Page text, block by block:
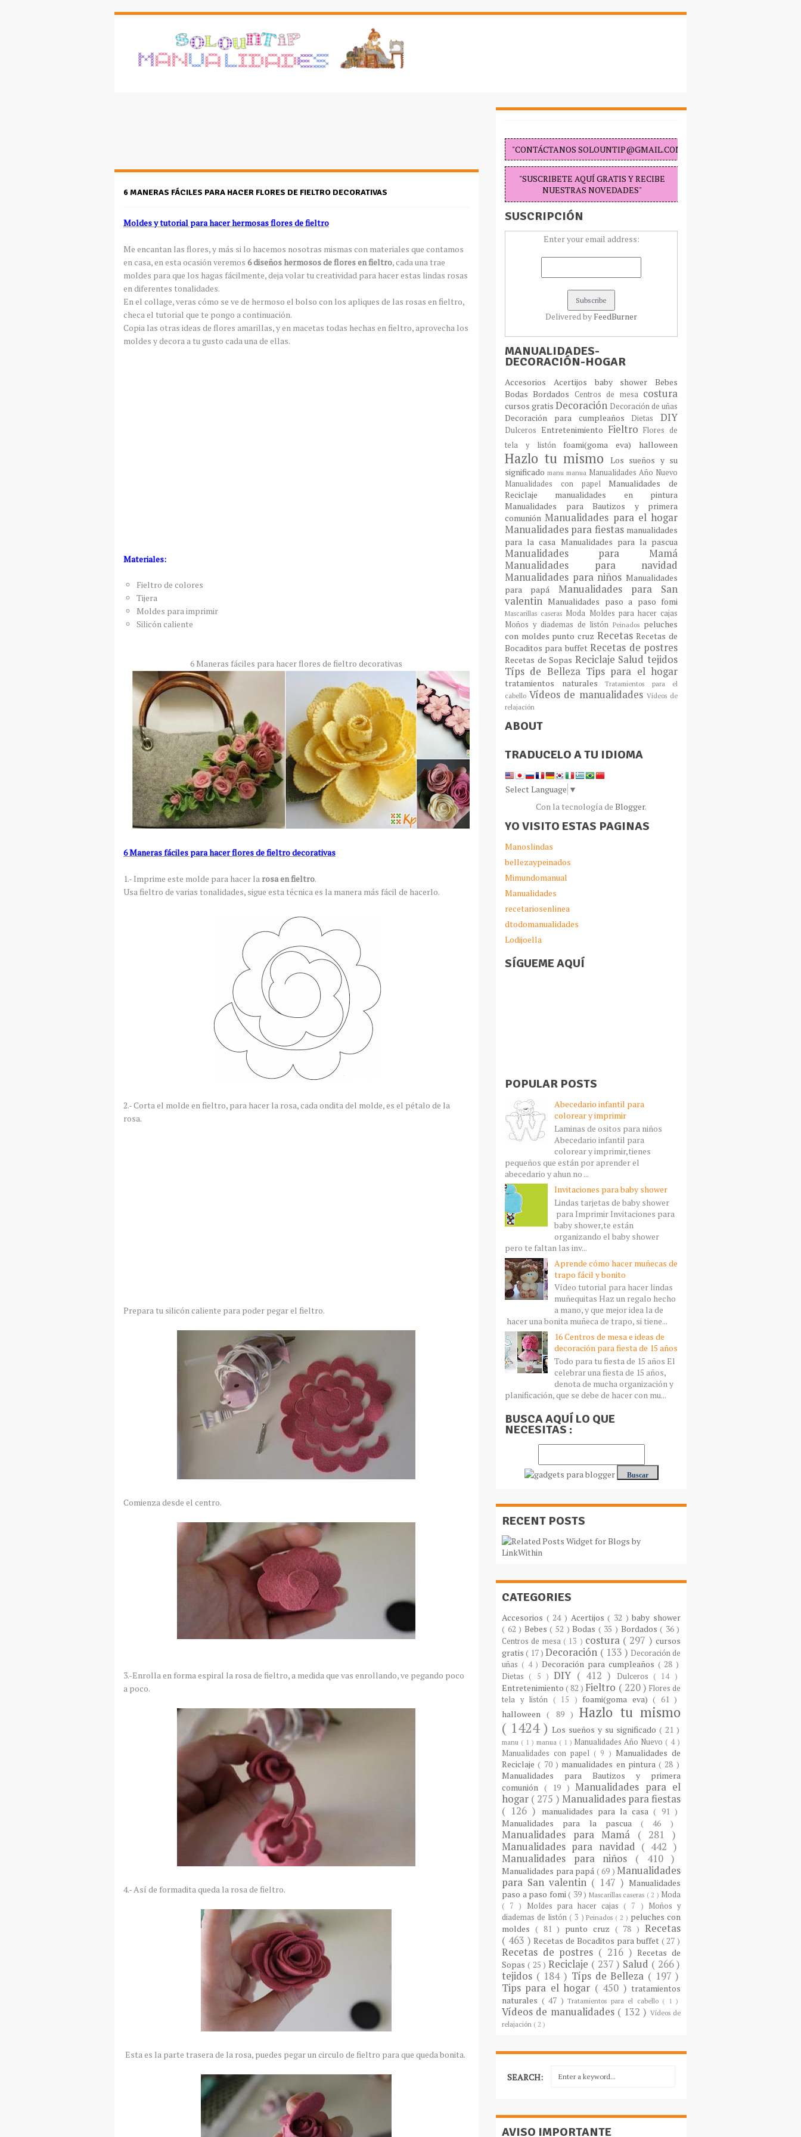
6 MANERAS FÁCILES PARA HACER FLORES DE FIELTRO DECORATIVAS
Moldes y tutorial para hacer hermosas flores de fieltro
Me encantan las flores, y más si lo hacemos nosotras mismas con materiales que contamos
en casa, en esta ocasión veremos 6 diseños hermosos de flores en fieltro, cada una trae
moldes para que los hagas fácilmente, deja volar tu creatividad para hacer estas lindas rosas
en diferentes tonalidades.
En el collage, veras cómo se ve de hermoso el bolso con los apliques de las rosas en fieltro,
checa el tutorial que te pongo a continuación.
Copia las otras ideas de flores amarillas, y en macetas todas hechas en fieltro, aprovecha los
moldes y decora a tu gusto cada una de ellas.
Materiales:
Fieltro de colores
Tijera
Moldes para imprimir
Silicón caliente
6 Maneras fáciles para hacer flores de fieltro decorativas
6 Maneras fáciles para hacer flores de fieltro decorativas
1.- Imprime este molde para hacer la rosa en fieltro.
Usa fieltro de varias tonalidades, sigue esta técnica es la manera más fácil de hacerlo.
2.- Corta el molde en fieltro, para hacer la rosa, cada ondita del molde, es el pétalo de la
rosa.
Prepara tu silicón caliente para poder pegar el fieltro.
Comienza desde el centro.
3.-Enrolla en forma espiral la rosa de fieltro, a medida que vas enrollando, ve pegando poco
a poco.
4.- Así de formadita queda la rosa de fieltro.
Esta es la parte trasera de la rosa, puedes pegar un circulo de fieltro para que queda bonita.
"CONTÁCTANOS SOLOUNTIP@GMAIL.COM "
"SUSCRIBETE AQUÍ GRATIS Y RECIBE
NUESTRAS NOVEDADES"
SUSCRIPCIÓN
Enter your email address:
Delivered by FeedBurner
MANUALIDADES-
DECORACIÓN-HOGAR
Accesorios Acertijos baby shower Bebes
BodasBordados Centros de mesa costura
cursos gratis Decoración Decoración de uñas
Decoración para cumpleaños Dietas DIY
Dulceros Entretenimiento FieltroFlores de
tela y listón foami(goma eva) halloween
Hazlo tu mismo
Los sueños y su
significado manu manua Manualidades Año Nuevo
Manualidades con papelManualidades de
Reciclaje manualidades en pintura
Manualidades para Bautizos y primera
comuniónManualidades para el hogar
Manualidades para fiestas manualidades
para la casa Manualidades para la pascua
Manualidades para Mamá
Manualidades para navidad
Manualidades para niños Manualidades
para papá Manualidades para San
valentinManualidades paso a paso fomi
Mascarillas caseras Moda Moldes para hacer cajas
Moños y diademas de listónPeinados peluches
con moldes punto cruz RecetasRecetas de
Bocaditos para buffetRecetas de postres
Recetas de Sopas Reciclaje Saludtejidos
Típs de Belleza Tips para el hogar
tratamientos naturales
Tratamientos para el
cabello Vídeos de manualidades Vídeos de
relajación
ABOUT
TRADUCELO A TU IDIOMA
Select Language ▼
Con la tecnología de Blogger.
YO VISITO ESTAS PAGINAS
Manoslindas
bellezaypeinados
Mimundomanual
Manualidades
recetariosenlinea
dtodomanualidades
Lodijoella
SÍGUEME AQUÍ
POPULAR POSTS
Abecedario infantil para
colorear y imprimir
Laminas de ositos para niños
Abecedario infantil para
colorear y imprimir,tienes
pequeños que están por aprender el
abecedario y ahun no ...
Invitaciones para baby shower
Lindas tarjetas de baby shower
para Imprimir Invitaciones para
baby shower,te están
organizando el baby shower
pero te faltan las inv...
Aprende cómo hacer muñecas de
trapo fácil y bonito
Vídeo tutorial para hacer lindas
muñequitas Haz un regalo hecho
a mano, y que mejor idea la de
hacer una bonita muñeca de trapo, si tiene...
16 Centros de mesa e ideas de
decoración para fiesta de 15 años
Todo para tu fiesta de 15 años El
celebrar una fiesta de 15 años,
denota de mucha organización y
planificación, que se debe de hacer con mu...
BUSCA AQUÍ LO QUE
NECESITAS :
RECENT POSTS
CATEGORIES
Accesorios ( 24 ) Acertijos( 32 )baby shower
( 62 ) Bebes( 52 )Bodas ( 35 ) Bordados( 36 )
Centros de mesa ( 13 ) costura ( 297 )cursos
gratis( 17 )Decoración ( 133 ) Decoración de
uñas ( 4 )Decoración para cumpleaños ( 28 )
Dietas ( 5 )DIY ( 412 ) Dulceros ( 14 )
Entretenimiento( 82 ) Fieltro ( 220 ) Flores de
tela y listón ( 15 ) foami(goma eva)( 61 )
halloween( 89 )Hazlo tu mismo
( 1424 ) Los sueños y su significado ( 21 )
manu ( 1 ) manua ( 1 ) Manualidades Año Nuevo ( 4 )
Manualidades con papel ( 9 )Manualidades de
Reciclaje( 70 ) manualidades en pintura( 28 )
Manualidades para Bautizos y primera
comunión ( 19 ) Manualidades para el
hogar ( 275 ) Manualidades para fiestas
( 126 )
manualidades para la casa( 91 )
Manualidades para la pascua( 46 )
Manualidades para Mamá ( 281 )
Manualidades para navidad ( 442 )
Manualidades para niños ( 410 )
Manualidades para papá ( 69 ) Manualidades
para San valentin ( 147 ) Manualidades
paso a paso fomi( 39 ) Mascarillas caseras ( 2 ) Moda
( 7 ) Moldes para hacer cajas ( 7 ) Moños y
diademas de listón ( 3 )Peinados ( 2 ) peluches con
moldes ( 81 ) punto cruz ( 78 )Recetas
( 463 )Recetas de Bocaditos para buffet ( 27 )
Recetas de postres ( 216 )Recetas de
Sopas ( 25 ) Reciclaje ( 237 ) Salud ( 266 )
tejidos ( 184 ) Típs de Belleza ( 197 )
Tips para el hogar ( 450 )tratamientos
naturales ( 47 )Tratamientos para el cabello ( 1 )
Vídeos de manualidades ( 132 ) Vídeos de
relajación ( 2 )
SEARCH:
AVISO IMPORTANTE